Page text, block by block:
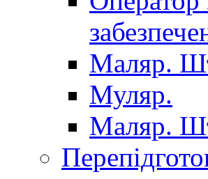
Маляр.
Муляр.
Маляр.